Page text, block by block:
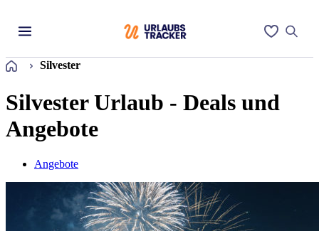
Startseite
Silvester
Silvester Urlaub - Deals und
Angebote
Angebote